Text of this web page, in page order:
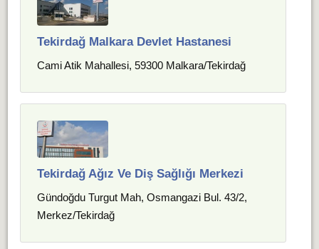
Tekirdağ Malkara Devlet Hastanesi
Cami Atik Mahallesi, 59300 Malkara/Tekirdağ
Tekirdağ Ağız Ve Diş Sağlığı Merkezi
Gündoğdu Turgut Mah, Osmangazi Bul. 43/2,
Merkez/Tekirdağ